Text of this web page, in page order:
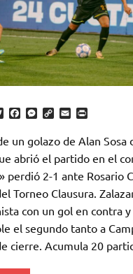
T
t
t
r
F
e
b
o
k
M
s
s
e
n
g
e
C
y
L
i
n
k
E
i
l
P
i
n
t
F
r
i
n
d
l
y
un golazo de Alan Sosa
abrió el partido en el
perdió 2-1 ante Rosario
Torneo Clausura.
con un gol en contra
el segundo tanto a
cierre. Acumula 20